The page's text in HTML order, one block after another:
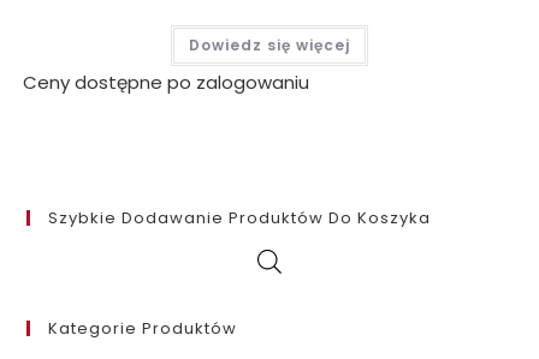
Dowiedz się więcej
Ceny dostępne po zalogowaniu
Szybkie Dodawanie Produktów Do Koszyka
Kategorie Produktów